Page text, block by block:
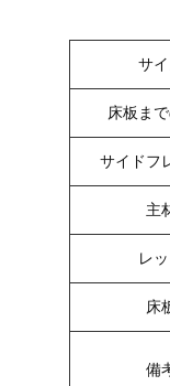
サ
床板ま
サイドフ
主
レ
床
備